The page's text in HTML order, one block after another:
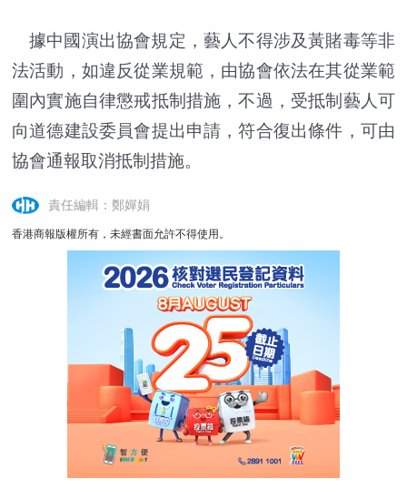
據中國演出協會規定，藝人不得涉及黃賭毒等非
法活動，如違反從業規範，由協會依法在其從業範
圍內實施自律懲戒抵制措施，不過，受抵制藝人可
向道德建設委員會提出申請，符合復出條件，可由
協會通報取消抵制措施。
責任編輯：鄭嬋娟
香港商報版權所有，未經書面允許不得使用。